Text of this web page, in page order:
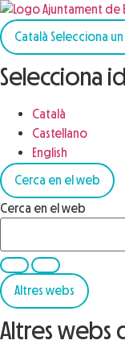
Català Selecciona
Selecciona
Català
Castellano
English
Cerca en el web
Cerca en el web
Altres webs
Altres webs